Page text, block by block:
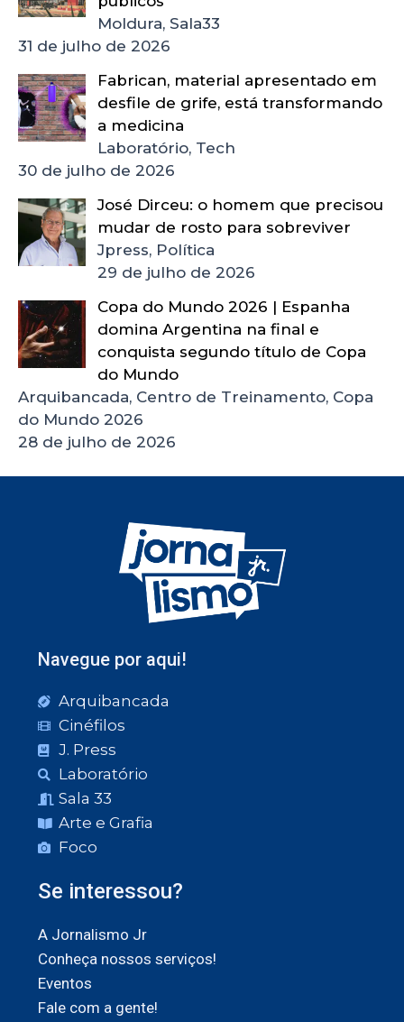
Moldura, Sala33
31 de julho de 2026
Fabrican, material apresentado em
desfile de grife, está transformando
a medicina
Laboratório, Tech
30 de julho de 2026
José Dirceu: o homem que precisou
mudar de rosto para sobreviver
Jpress, Política
29 de julho de 2026
Copa do Mundo 2026 | Espanha
domina Argentina na final e
conquista segundo título de Copa
do Mundo
Arquibancada, Centro de Treinamento, Copa
do Mundo 2026
28 de julho de 2026
Navegue por aqui!
Arquibancada
Cinéfilos
J. Press
Laboratório
Sala 33
Arte e Grafia
Foco
Se interessou?
A Jornalismo Jr
Conheça nossos serviços!
Eventos
Fale com a gente!